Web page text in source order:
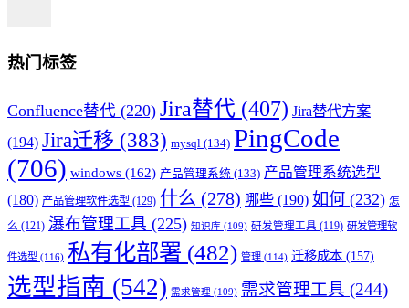
热门标签
Confluence替代 (220) Jira替代 (407) Jira替代方案
(194) Jira迁移 (383) mysql (134) PingCode
(706) windows (162) 产品管理系统 (133) 产品管理系统选型
(180) 产品管理软件选型 (129) 什么 (278) 哪些 (190) 如何 (232) 怎
么 (121) 瀑布管理工具 (225) 知识库 (109) 研发管理工具 (119) 研发管理软
件选型 (116) 私有化部署 (482) 管理 (114) 迁移成本 (157)
选型指南 (542) 需求管理 (109) 需求管理工具 (244)